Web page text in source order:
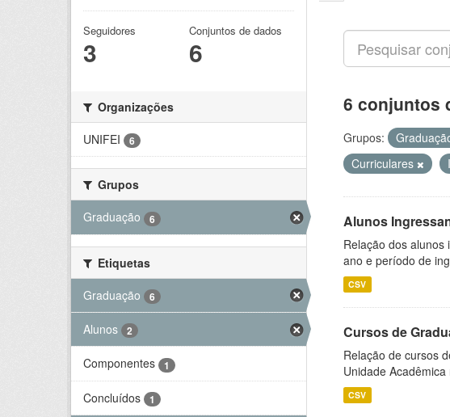
Seguidores
3
Conjuntos de dados
6
Organizações
UNIFEI
6
Grupos
Graduação
6
Etiquetas
Graduação
6
Alunos 2
Componentes 1
Concluídos 1
6 conjuntos
Grupos:
Curriculares
Alunos
Relação dos
ano e período de
CSV
Cursos de
Relação de cursos
Unidade
CSV